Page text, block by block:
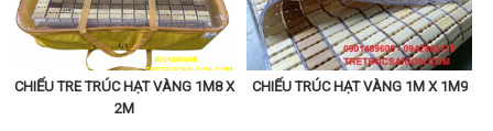
CHIẾU TRE TRÚC HẠT VÀNG 1M8 X
2M
CHIẾU TRÚC HẠT VÀNG 1M X 1M9